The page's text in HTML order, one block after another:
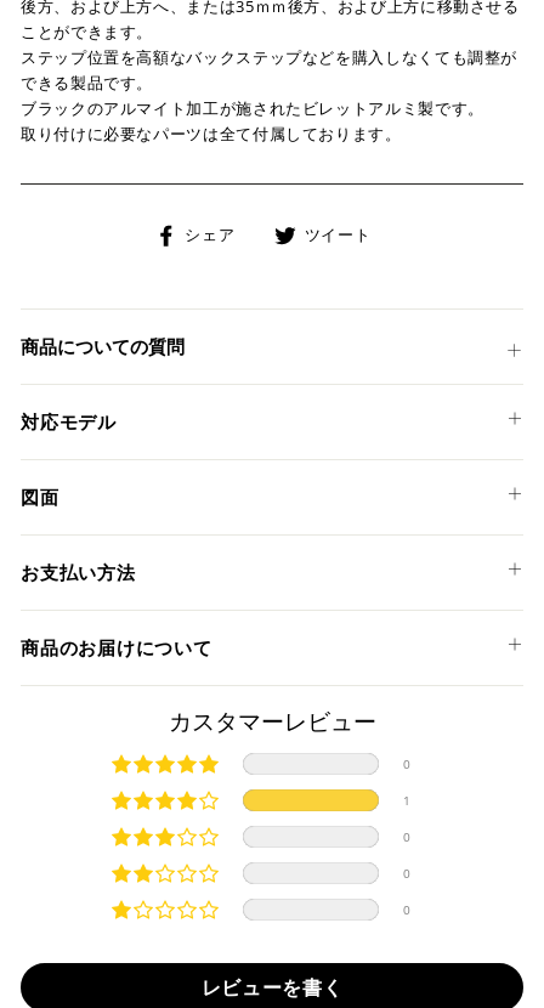
後方、および上方へ、または35ｍｍ後方、および上方に移動させる
ことができます。
ステップ位置を高額なバックステップなどを購入しなくても調整が
できる製品です。
ブラックのアルマイト加工が施されたビレットアルミ製です。
取り付けに必要なパーツは全て付属しております。
シェア
Facebook
ェ
る
ツイート
稿
商品についての質問
対応モデル
DUCATI
PANIGALE V2 '25
PANIGALE V2 S '25
図面
PAP06
お支払い方法
クレジットカード
上記クレジットカードをご利用頂けます。
分割払い、リボ払い、3Dセキュア対応カードをご利用の
際は、『クレジットカード決済(3Dセキュア) - SBPS』を
ご選択ください。
商品発送時に決済完了となります。
対応支払回数について以下の通りです。
・分割払い (3,5,6,10,12,15,18,20,24回)
商品のお届けについて
商品発送までの日数について
ご希望商品の在庫状況により異なります。 詳しくは該当商品
ページよりご希望のカラー、材質等(オプションがある場合)を
選択後に表示される納期をご確認ください。
国内在庫ありの場合
・平日16時までのご注文、お支払い完了で即日発送いたしま
・前払い決済（銀行振込等）の場合、15時までに弊社でのご
入金確認が完了いたしましたら即日発送いたします。
カスタマーレビュー
0
1
0
0
0
レビューを書く